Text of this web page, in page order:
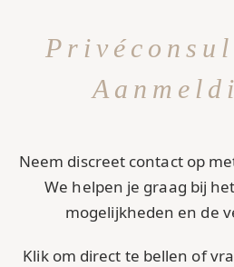
Neem discreet contact op
We helpen je graag bij
mogelijkheden en de
Klik om direct te bellen of